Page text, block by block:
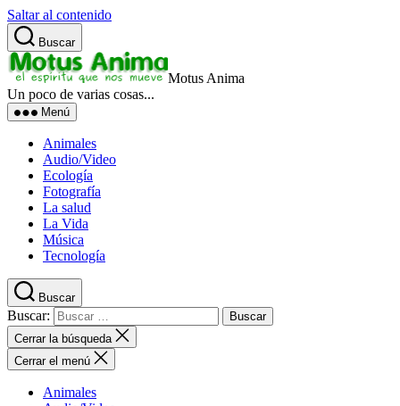
Saltar al contenido
Buscar
Motus Anima
Un poco de varias cosas...
Menú
Animales
Audio/Video
Ecología
Fotografía
La salud
La Vida
Música
Tecnología
Buscar
Buscar:
Cerrar la búsqueda
Cerrar el menú
Animales